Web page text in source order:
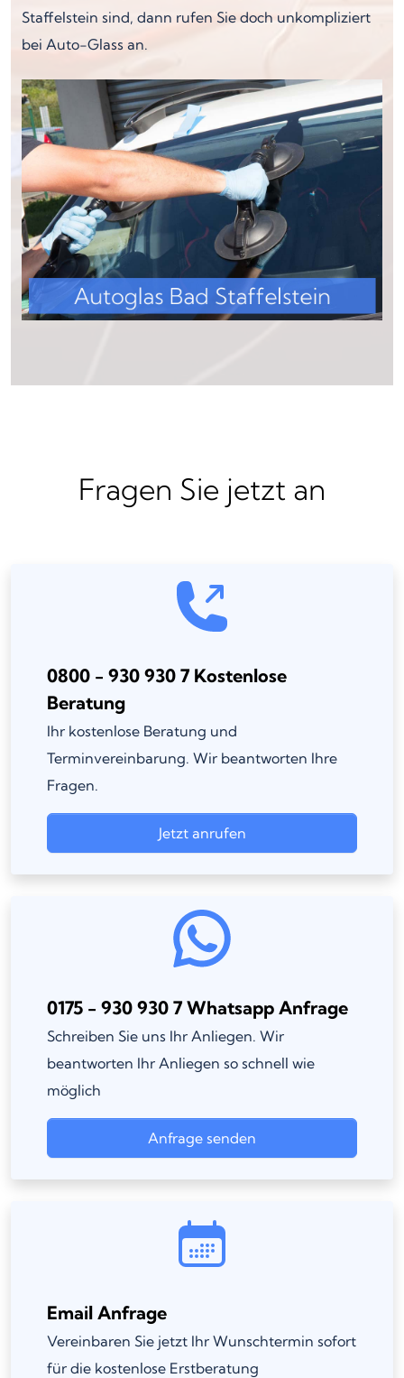
Staffelstein sind, dann rufen Sie doch unkompliziert
bei Auto-Glass an.
Fragen Sie jetzt an
0800 - 930 930 7 Kostenlose
Beratung
Ihr kostenlose Beratung und
Terminvereinbarung. Wir beantworten Ihre
Fragen.
Jetzt anrufen
0175 - 930 930 7 Whatsapp Anfrage
Schreiben Sie uns Ihr Anliegen. Wir
beantworten Ihr Anliegen so schnell wie
möglich
Anfrage senden
Email Anfrage
Vereinbaren Sie jetzt Ihr Wunschtermin sofort
für die kostenlose Erstberatung